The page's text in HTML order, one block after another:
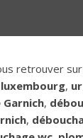
retrouver
,
,
,